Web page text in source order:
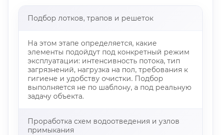
Подбор лотков, трапов и решеток
На этом этапе определяется, какие
элементы подойдут под конкретный режим
эксплуатации: интенсивность потока, тип
загрязнений, нагрузка на пол, требования к
гигиене и удобству очистки. Подбор
выполняется не по шаблону, а под реальную
задачу объекта.
Проработка схем водоотведения и узлов
примыкания